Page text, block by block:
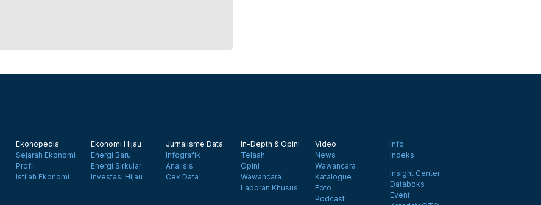
Ekonopedia
Sejarah Ekonomi
Profil
Istilah Ekonomi
Ekonomi Hijau
Energi Baru
Energi Sirkular
Investasi Hijau
Jurnalisme Data
Infografik
Analisis
Cek Data
In-Depth & Opini
Telaah
Opini
Wawancara
Laporan Khusus
Video
News
Wawancara
Katalogue
Foto
Podcast
Info
Indeks
Insight Center
Databoks
Event